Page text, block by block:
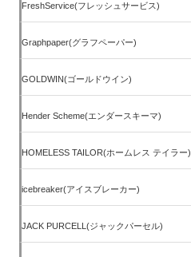
FreshService(フレッシュサービス)
Graphpaper(グラフペーパー)
GOLDWIN(ゴールドウイン)
Hender Scheme(エンダースキーマ)
HOMELESS TAILOR(ホームレス テイラー)
icebreaker(アイスブレーカー)
JACK PURCELL(ジャックパーセル)